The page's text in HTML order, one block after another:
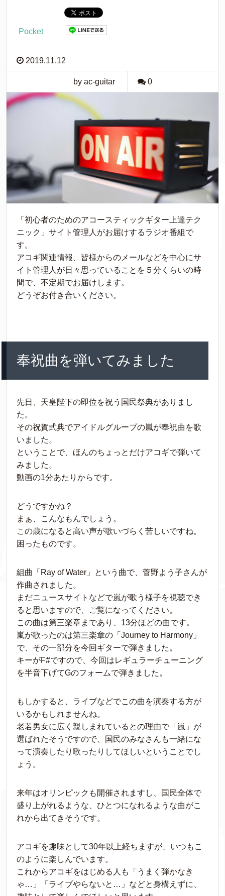
Pocket
2019.11.12
by ac-guitar 0
「初心者のためのアコースティックギター上達テク
ニック」サイト管理人がお届けするラジオ番組で
す。
アコギ関連情報、皆様からのメールなどを中心にサ
イト管理人が日々思っていることを５分くらいの時
間で、不定期でお届けします。
どうぞお付き合いください。
奉祝曲を弾いてみました
先日、天皇陛下の即位を祝う国民祭典がありまし
た。
その祝賀式典でアイドルグループの嵐が奉祝曲を歌
いました。
ということで、ほんのちょっとだけアコギで弾いて
みました。
動画の1分あたりからです。
どうですかね？
まぁ、こんなもんでしょう。
この歳になると高い声が歌いづらく苦しいですね。
困ったものです。
組曲「Ray of Water」という曲で、菅野よう子さんが
作曲されました。
まだニュースサイトなどで嵐が歌う様子を視聴でき
ると思いますので、ご覧になってください。
この曲は第三楽章まであり、13分ほどの曲です。
嵐が歌ったのは第三楽章の「Journey to Harmony」
で、その一部分を今回ギターで弾きました。
キーがF#ですので、今回はレギュラーチューニング
を半音下げてGのフォームで弾きました。
もしかすると、ライブなどでこの曲を演奏する方が
いるかもしれませんね。
老若男女に広く親しまれているとの理由で「嵐」が
選ばれたそうですので、国民のみなさんも一緒にな
って演奏したり歌ったりしてほしいということでし
ょう。
来年はオリンピックも開催されますし、国民全体で
盛り上がれるような、ひとつになれるような曲がこ
れから出てきそうです。
アコギを趣味として30年以上経ちますが、いつもこ
のように楽しんでいます。
これからアコギをはじめる人も「うまく弾かなき
ゃ…」「ライブやらないと…」などと身構えずに、